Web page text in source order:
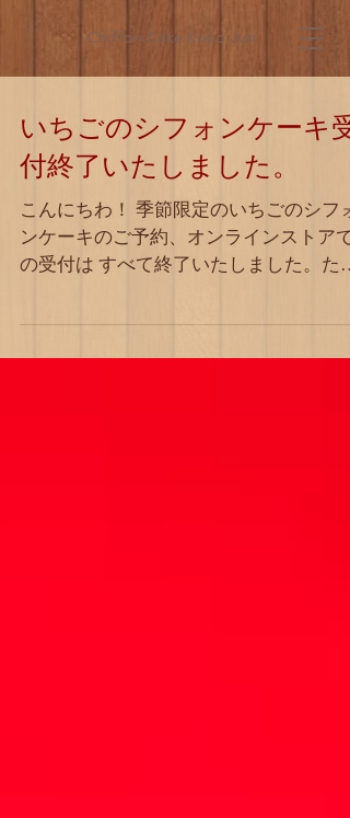
Chiffon Cake Kobo Juri
いちごのシフォンケーキ受
付終了いたしました。
こんにちわ！ 季節限定のいちごのシフォ
ンケーキのご予約、オンラインストアで
の受付は すべて終了いたしました。たく